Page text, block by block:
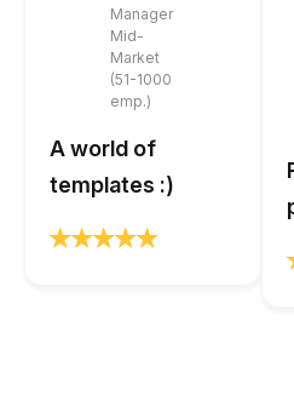
Manager
Mid-
Market
(51-1000
emp.)
A world of
templates :)